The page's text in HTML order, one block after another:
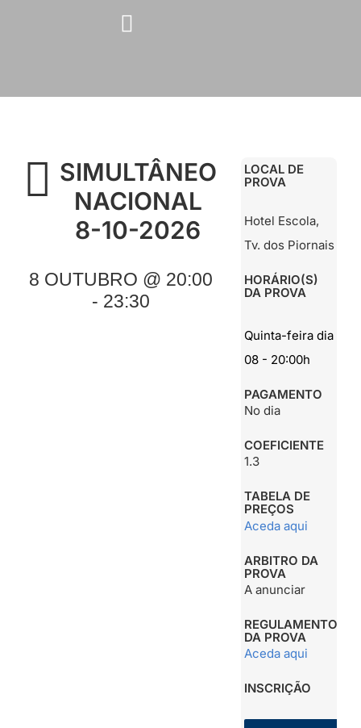
SIMULTÂNEO
NACIONAL
8-10-2026
8 OUTUBRO @ 20:00
- 23:30
LOCAL DE
PROVA
Hotel Escola,
Tv. dos Piornais
HORÁRIO(S)
DA PROVA
Quinta-feira dia
08 - 20:00h
PAGAMENTO
No dia
COEFICIENTE
1.3
TABELA DE
PREÇOS
Aceda aqui
ARBITRO DA
PROVA
A anunciar
REGULAMENTO
DA PROVA
Aceda aqui
INSCRIÇÃO